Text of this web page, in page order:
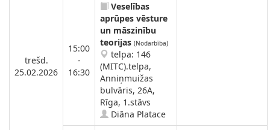
trešd.
25.02.2026
15:00
-
16:30
Veselības
aprūpes vēsture
un māszinību
teorijas (Nodarbība)
telpa: 146
(MITC).telpa,
Anniņmuižas
bulvāris, 26A,
Rīga, 1.stāvs
Diāna Platace